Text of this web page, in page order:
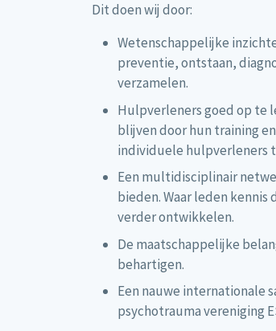
Dit doen wij door:
Wetenschappelijke
preventie, ontstaan,
verzamelen.
Hulpverleners goed op te
blijven door hun training
individuele hulpverleners
Een multidisciplinair
bieden. Waar leden
verder ontwikkelen.
De maatschappelijke
behartigen.
Een nauwe internationale
psychotrauma vereniging